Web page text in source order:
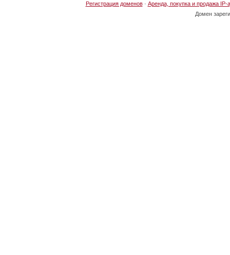
Регистрация доменов· Аренда, покупка и продажа IP-
Домен